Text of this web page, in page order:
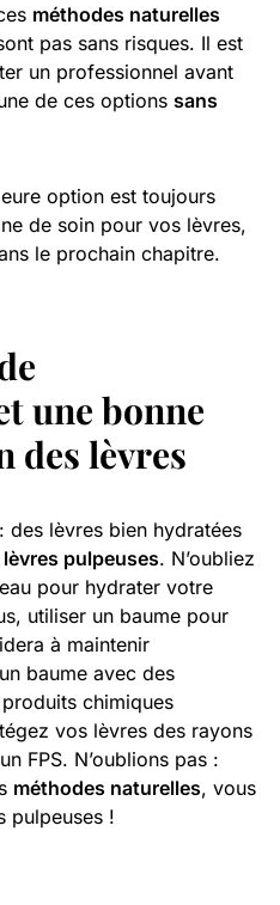
méthodes naturelles
pas sans risques. Il est
un professionnel avant
de ces options sans
option est toujours
de soin pour vos lèvres,
le prochain chapitre.
une bonne
des lèvres
des lèvres bien hydratées
lèvres pulpeuses. N’oubliez
pour hydrater votre
utiliser un baume pour
à maintenir
baume avec des
chimiques
vos lèvres des rayons
FPS. N’oublions pas :
méthodes naturelles, vous
pulpeuses !